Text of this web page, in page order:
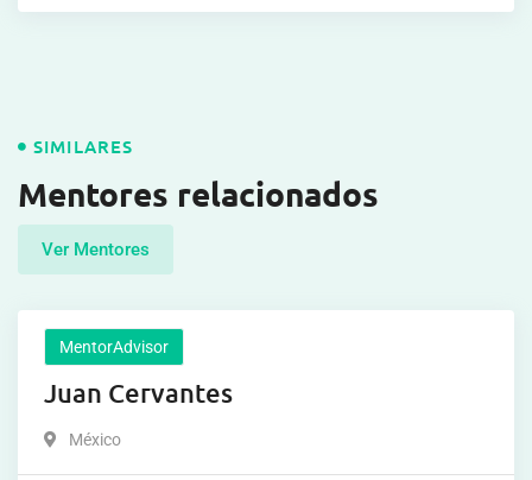
SIMILARES
Mentores relacionados
Ver Mentores
MentorAdvisor
Juan Cervantes
México